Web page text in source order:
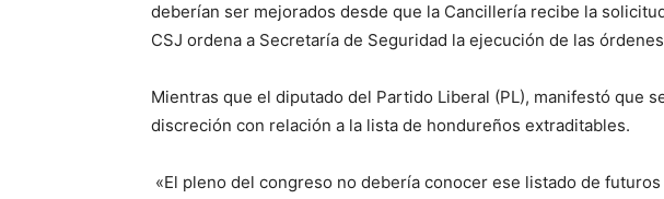
deberían ser mejorados desde que la Cancillería recibe la
CSJ ordena a Secretaría de Seguridad la ejecución de las
Mientras que el diputado del Partido Liberal (PL), manifestó que
discreción con relación a la lista de hondureños extraditables.
«El pleno del congreso no debería conocer ese listado de